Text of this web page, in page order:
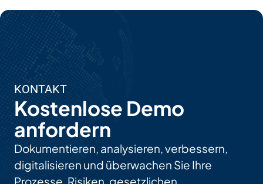
KONTAKT
Kostenlose Demo
anfordern
Dokumentieren, analysieren, verbessern,
digitalisieren und überwachen Sie Ihre
Prozesse, Risiken, gesetzlichen